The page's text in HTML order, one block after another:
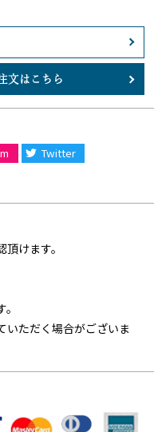
文はこちら
Twitter
けます。
ただく場合がございま